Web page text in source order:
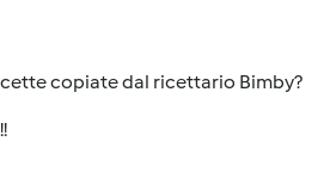
copiate dal ricettario Bimby?